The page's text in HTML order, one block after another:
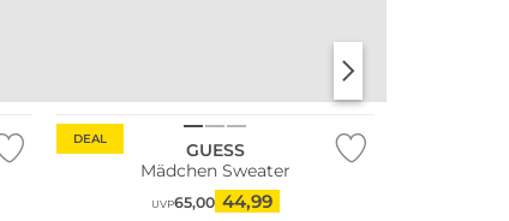
DEAL
GUESS
Mädchen Sweater
UVP65,00 44,99